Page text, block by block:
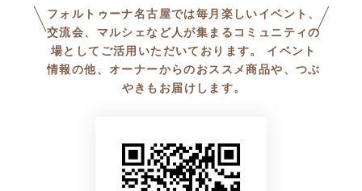
着物を畳むところまで学びま
す。
フォルトゥーナ名古屋では毎月楽しいイベント、
交流会、マルシェなど人が集まるコミュニティの
場としてご活用いただいております。 イベント
情報の他、オーナーからのおススメ商品や、つぶ
やきもお届けします。